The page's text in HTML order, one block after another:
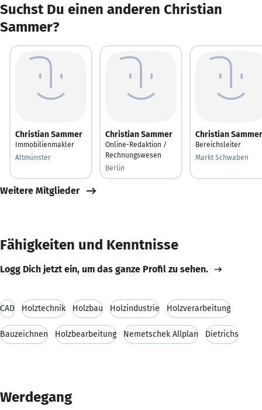
Suchst Du einen anderen Christian
Sammer?
Christian Sammer
Immobilienmakler
Altmünster
Christian Sammer
Online-Redaktion /
Rechnungswesen
Berlin
Christian Sammer
Bereichsleiter
Markt Schwaben
Weitere Mitglieder
Fähigkeiten und Kenntnisse
Logg Dich jetzt ein, um das ganze Profil zu sehen.
CAD Holztechnik Holzbau Holzindustrie Holzverarbeitung
Bauzeichnen Holzbearbeitung Nemetschek Allplan Dietrichs
Werdegang